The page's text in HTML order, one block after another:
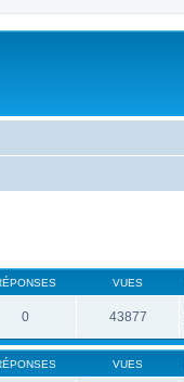
VUES
0 43877
VUES